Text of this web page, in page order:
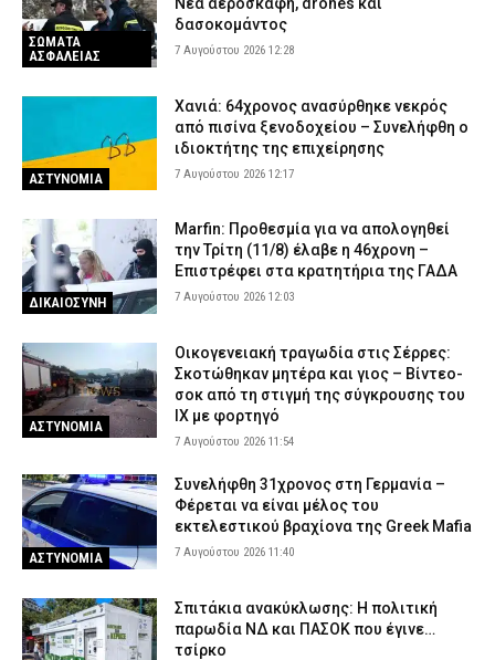
ΕΙΔΗΣΕΙΣ 6 Αυγούστου 2026 23:13
ΣΩΜΑΤΑ
ΑΣΦΑΛΕΙΑΣ
δασοκομάντος
7 Αυγούστου 2026 12:28
ΑΣΤΥΝΟΜΙΑ
Χανιά: 64χρονος ανασύρθηκε νεκρός
από πισίνα ξενοδοχείου – Συνελήφθη ο
ιδιοκτήτης της επιχείρησης
7 Αυγούστου 2026 12:17
ΔΙΚΑΙΟΣΥΝΗ
Marfin: Προθεσμία για να απολογηθεί
την Τρίτη (11/8) έλαβε η 46χρονη –
Επιστρέφει στα κρατητήρια της ΓΑΔΑ
7 Αυγούστου 2026 12:03
ΑΣΤΥΝΟΜΙΑ
Οικογενειακή τραγωδία στις Σέρρες:
Σκοτώθηκαν μητέρα και γιος – Βίντεο-
σοκ από τη στιγμή της σύγκρουσης του
ΙΧ με φορτηγό
7 Αυγούστου 2026 11:54
ΑΣΤΥΝΟΜΙΑ
Συνελήφθη 31χρονος στη Γερμανία –
Φέρεται να είναι μέλος του
εκτελεστικού βραχίονα της Greek Mafia
7 Αυγούστου 2026 11:40
Σπιτάκια ανακύκλωσης: Η πολιτική
παρωδία ΝΔ και ΠΑΣΟΚ που έγινε…
τσίρκο